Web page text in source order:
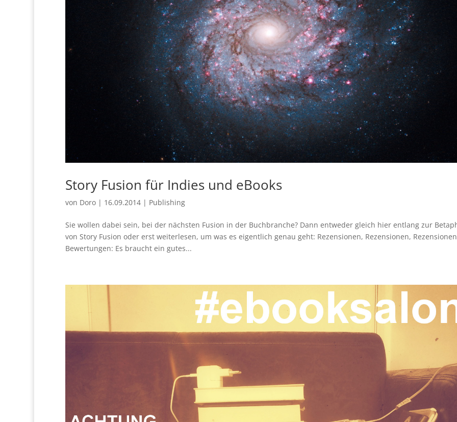
Story Fusion für Indies und eBooks
von Doro| 16.09.2014| Publishing
Sie wollen dabei sein, bei der nächsten Fusion in der Buchbranche? Dann entweder gleich hier entlang zur
von Story Fusion oder erst weiterlesen, um was es eigentlich genau geht: Rezensionen, Rezensionen,
Bewertungen: Es braucht ein gutes...